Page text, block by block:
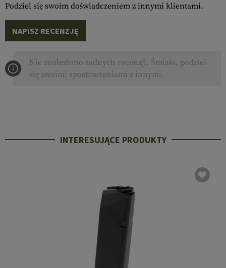
Podziel się swoim doświadczeniem z innymi klientami.
NAPISZ RECENZJĘ
Nie znaleziono żadnych recenzji. Śmiało, podziel
się swoimi spostrzeżeniami z innymi.
INTERESUJĄCE PRODUKTY